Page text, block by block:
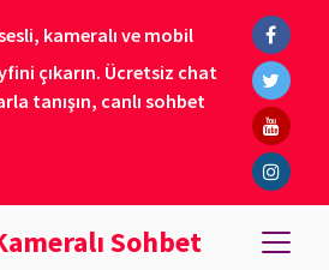
kameralı ve mobil
çıkarın. Ücretsiz chat
tanışın, canlı sohbet
Sohbet